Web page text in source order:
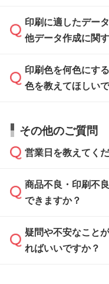
ご入稿後は経験豊
がないかチェック
刷に進みますので
入稿用のテンプレ
Illustratorや
方」をご確認くだ
印刷に適したデー
タッフが事前に確
ムへ添付いただく
でお送りください
い合わせください。
なお、印刷用デー
印刷に適したデー
他データ作成に関
データ作成でお困
サポートいたしま
から添付してお送
・解像度の低いデ
しい
解像度の低い画像
などを、印刷に適
・フルカラーデー
印刷色を何色にす
色を教えてほしいで
お見積・ご注文・
相談いただきます
ご希望や商品の本
本体色がブラック
白色か淡い色の印
す。
本体色がナチュラ
っきりと目立たせ
らかい雰囲気にし
その他のご質問
営業日を教えてくだ
営業日は平日の
休みとなります。
速やかに対応いた
商品不良・印刷不
できますか？
お手数をお掛けい
フまでご連絡くだ
疑問や不安なこと
ればいいですか？